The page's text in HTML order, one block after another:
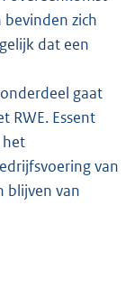
zich
dat een
gaat
RWE. Essent
het
van
blijven van